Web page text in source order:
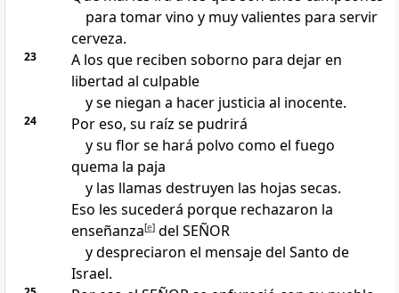
para tomar vino y muy valientes para servir
cerveza.
23
A los que reciben soborno para dejar en
libertad al culpable
y se niegan a hacer justicia al inocente.
24
Por eso, su raíz se pudrirá
y su flor se hará polvo como el fuego
quema la paja
y las llamas destruyen las hojas secas.
Eso les sucederá porque rechazaron la
enseñanza[e]del SEÑOR
y despreciaron el mensaje del Santo de
Israel.